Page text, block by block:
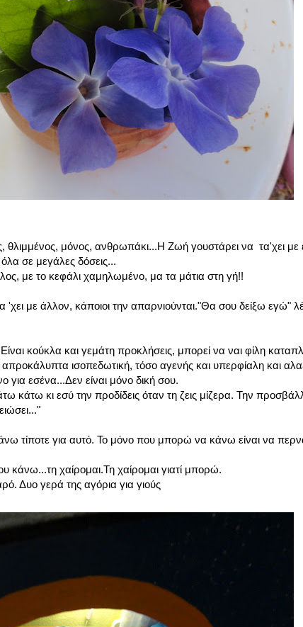
θλιμμένος, μόνος, ανθρωπάκι...Η Ζωή γουστάρει να τα'χει
σε μεγάλες δόσεις...
με το κεφάλι χαμηλωμένο, μα τα μάτια στη γή!!
'χει με άλλον, κάποιοι την απαρνιούνται."Θα σου δείξω εγώ"
κούκλα και γεμάτη προκλήσεις, μπορεί να ναι φίλη
ισοπεδωτική, τόσο αγενής και υπερφίαλη και
εσένα...Δεν είναι μόνο δική σου.
κι εσύ την προδίδεις όταν τη ζεις μίζερα. Την
τίποτε για αυτό. Το μόνο που μπορώ να κάνω είναι να
κάνω...τη χαίρομαι.Τη χαίρομαι γιατί μπορώ.
Δυο γερά της αγόρια για γιούς